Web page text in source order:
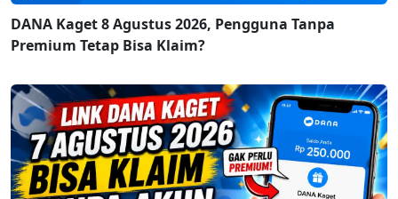
DANA Kaget 8 Agustus 2026, Pengguna Tanpa
Premium Tetap Bisa Klaim?